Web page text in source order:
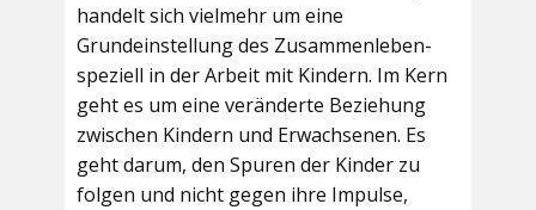
handelt sich vielmehr um eine
Grundeinstellung des Zusammenleben-
speziell in der Arbeit mit Kindern. Im Kern
geht es um eine veränderte Beziehung
zwischen Kindern und Erwachsenen. Es
geht darum, den Spuren der Kinder zu
folgen und nicht gegen ihre Impulse,